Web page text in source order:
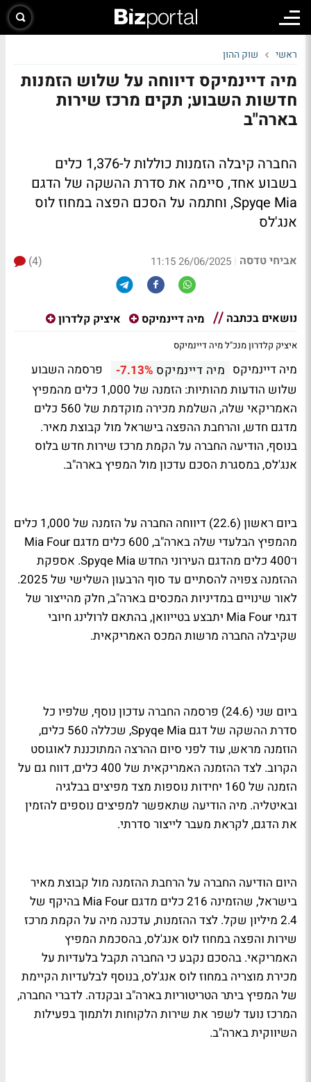
ראשי שוק ההון
מיה דיינמיקס דיווחה על שלוש הזמנות
חדשות השבוע; תקים מרכז שירות
בארה"ב
החברה קיבלה הזמנות כוללות ל-1,376 כלים
בשבוע אחד, סיימה את סדרת ההשקה של הדגם
Spyqe Mia, וחתמה על הסכם הפצה במחוז לוס
אנג'לס
אביחי טדסה |
26/06/2025 11:15
(4)
נושאים בכתבה מיה דיינמיקס איציק קלדרון
איציק קלדרון מנכ"ל מיה דיינמיקס
מיה דיינמיקס מיה דיינמיקס -7.13%
פרסמה השבוע
שלוש הודעות מהותיות: הזמנה של 1,000 כלים מהמפיץ
האמריקאי שלה, השלמת מכירה מוקדמת של 560 כלים
מדגם חדש, והרחבת ההפצה בישראל מול קבוצת מאיר.
בנוסף, הודיעה החברה על הקמת מרכז שירות חדש בלוס
אנג'לס, במסגרת הסכם עדכון מול המפיץ בארה"ב.
ביום ראשון (22.6) דיווחה החברה על הזמנה של 1,000 כלים
מהמפיץ הבלעדי שלה בארה"ב, 600 כלים מדגם Mia Four
ו־400 כלים מהדגם העירוני החדש Spyqe Mia. אספקת
ההזמנה צפויה להסתיים עד סוף הרבעון השלישי של 2025.
לאור שינויים במדיניות המכסים בארה"ב, חלק מהייצור של
דגמי Mia Four יתבצע בטייוואן, בהתאם לרולינג חיובי
שקיבלה החברה מרשות המכס האמריקאית.
ביום שני (24.6) פרסמה החברה עדכון נוסף, שלפיו כל
סדרת ההשקה של דגם Spyqe Mia, שכללה 560 כלים,
הוזמנה מראש, עוד לפני סיום ההרצה המתוכננת לאוגוסט
הקרוב. לצד ההזמנה האמריקאית של 400 כלים, דווח גם על
הזמנה של 160 יחידות נוספות מצד מפיצים בבלגיה
ובאיטליה. מיה הודיעה שתאפשר למפיצים נוספים להזמין
את הדגם, לקראת מעבר לייצור סדרתי.
היום הודיעה החברה על הרחבת ההזמנה מול קבוצת מאיר
בישראל, שהזמינה 216 כלים מדגם Mia Four בהיקף של
2.4 מיליון שקל. לצד ההזמנות, עדכנה מיה על הקמת מרכז
שירות והפצה במחוז לוס אנג'לס, בהסכמת המפיץ
האמריקאי. בהסכם נקבע כי החברה תקבל בלעדיות על
מכירת מוצריה במחוז לוס אנג'לס, בנוסף לבלעדיות הקיימת
של המפיץ ביתר הטריטוריות בארה"ב ובקנדה. לדברי החברה,
המרכז נועד לשפר את שירות הלקוחות ולתמוך בפעילות
השיווקית בארה"ב.